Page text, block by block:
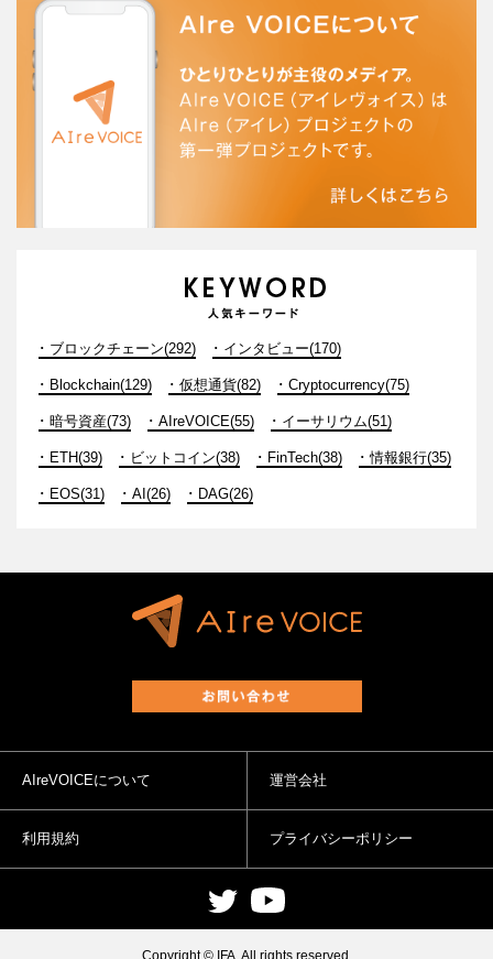
ブロックチェーン(292) インタビュー(170)
Blockchain(129) 仮想通貨(82) Cryptocurrency(75)
暗号資産(73) AIreVOICE(55) イーサリウム(51)
ETH(39) ビットコイン(38) FinTech(38) 情報銀行(35)
EOS(31) AI(26) DAG(26)
AIreVOICEについて 運営会社
利用規約 プライバシーポリシー